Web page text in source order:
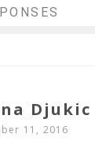
Djukic
11, 2016